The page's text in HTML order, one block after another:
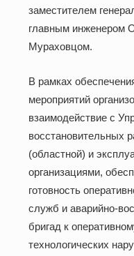
заместителем
главным
Мураховцом.
В рамках
мероприятий
взаимодействие с
(областной) и
организациями,
готовность
служб и аварийно-
бригад к
технологических